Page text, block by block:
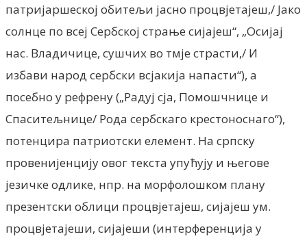
патријаршеској обитељи јасно процвјетајеш,/ Јако
солнце по всеј Сербској страње сијајеш“, „Осијај
нас. Владичице, сушчих во тмје страсти,/ И
избави народ сербски всјакија напасти“), а
посебно у рефрену („Радуј сја, Помошчнице и
Спаситељнице/ Рода сербскаго крестоноснаго“),
потенцира патриотски елемент. На српску
провенијенцију овог текста упућују и његове
језичке одлике, нпр. на морфолошком плану
презентски облици процвјетајеш, сијајеш ум.
процвјетајеши, сијајеши (интерференција у